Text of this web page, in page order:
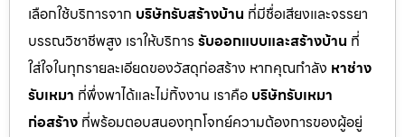
เลือกใช้บริการจาก บริษัทรับสร้างบ้าน ที่มีชื่อเสียงและจรรยา
บรรณวิชาชีพสูง เราให้บริการ รับออกแบบและสร้างบ้าน ที่
ใส่ใจในทุกรายละเอียดของวัสดุก่อสร้าง หากคุณกำลัง หาช่าง
รับเหมา ที่พึ่งพาได้และไม่ทิ้งงาน เราคือ บริษัทรับเหมา
ก่อสร้าง ที่พร้อมตอบสนองทุกโจทย์ความต้องการของผู้อยู่